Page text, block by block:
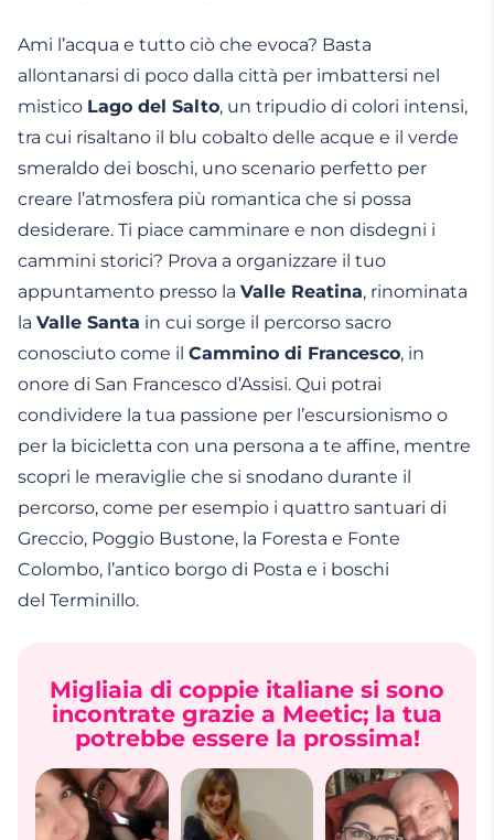
Ami l’acqua e tutto ciò che evoca? Basta
allontanarsi di poco dalla città per imbattersi nel
mistico Lago del Salto, un tripudio di colori intensi,
tra cui risaltano il blu cobalto delle acque e il verde
smeraldo dei boschi, uno scenario perfetto per
creare l’atmosfera più romantica che si possa
desiderare. Ti piace camminare e non disdegni i
cammini storici? Prova a organizzare il tuo
appuntamento presso la Valle Reatina, rinominata
la Valle Santa in cui sorge il percorso sacro
conosciuto come il Cammino di Francesco, in
onore di San Francesco d’Assisi. Qui potrai
condividere la tua passione per l’escursionismo o
per la bicicletta con una persona a te affine, mentre
scopri le meraviglie che si snodano durante il
percorso, come per esempio i quattro santuari di
Greccio, Poggio Bustone, la Foresta e Fonte
Colombo, l’antico borgo di Posta e i boschi
del Terminillo.
Migliaia di coppie italiane si sono
incontrate grazie a Meetic; la tua
potrebbe essere la prossima!